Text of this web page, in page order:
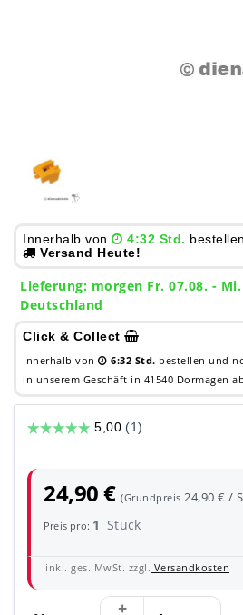
Innerhalb von 4:32 Std.
Versand Heute!
Lieferung: morgen Fr. 07.08. -
Deutschland
Click & Collect
Innerhalb von 6:32 Std. bestellen und
in unserem Geschäft in 41540 Dormagen
24,90 €(Grundpreis24,90 € /
Preis pro: 1 Stück
inkl. ges. MwSt. zzgl. Versandkosten